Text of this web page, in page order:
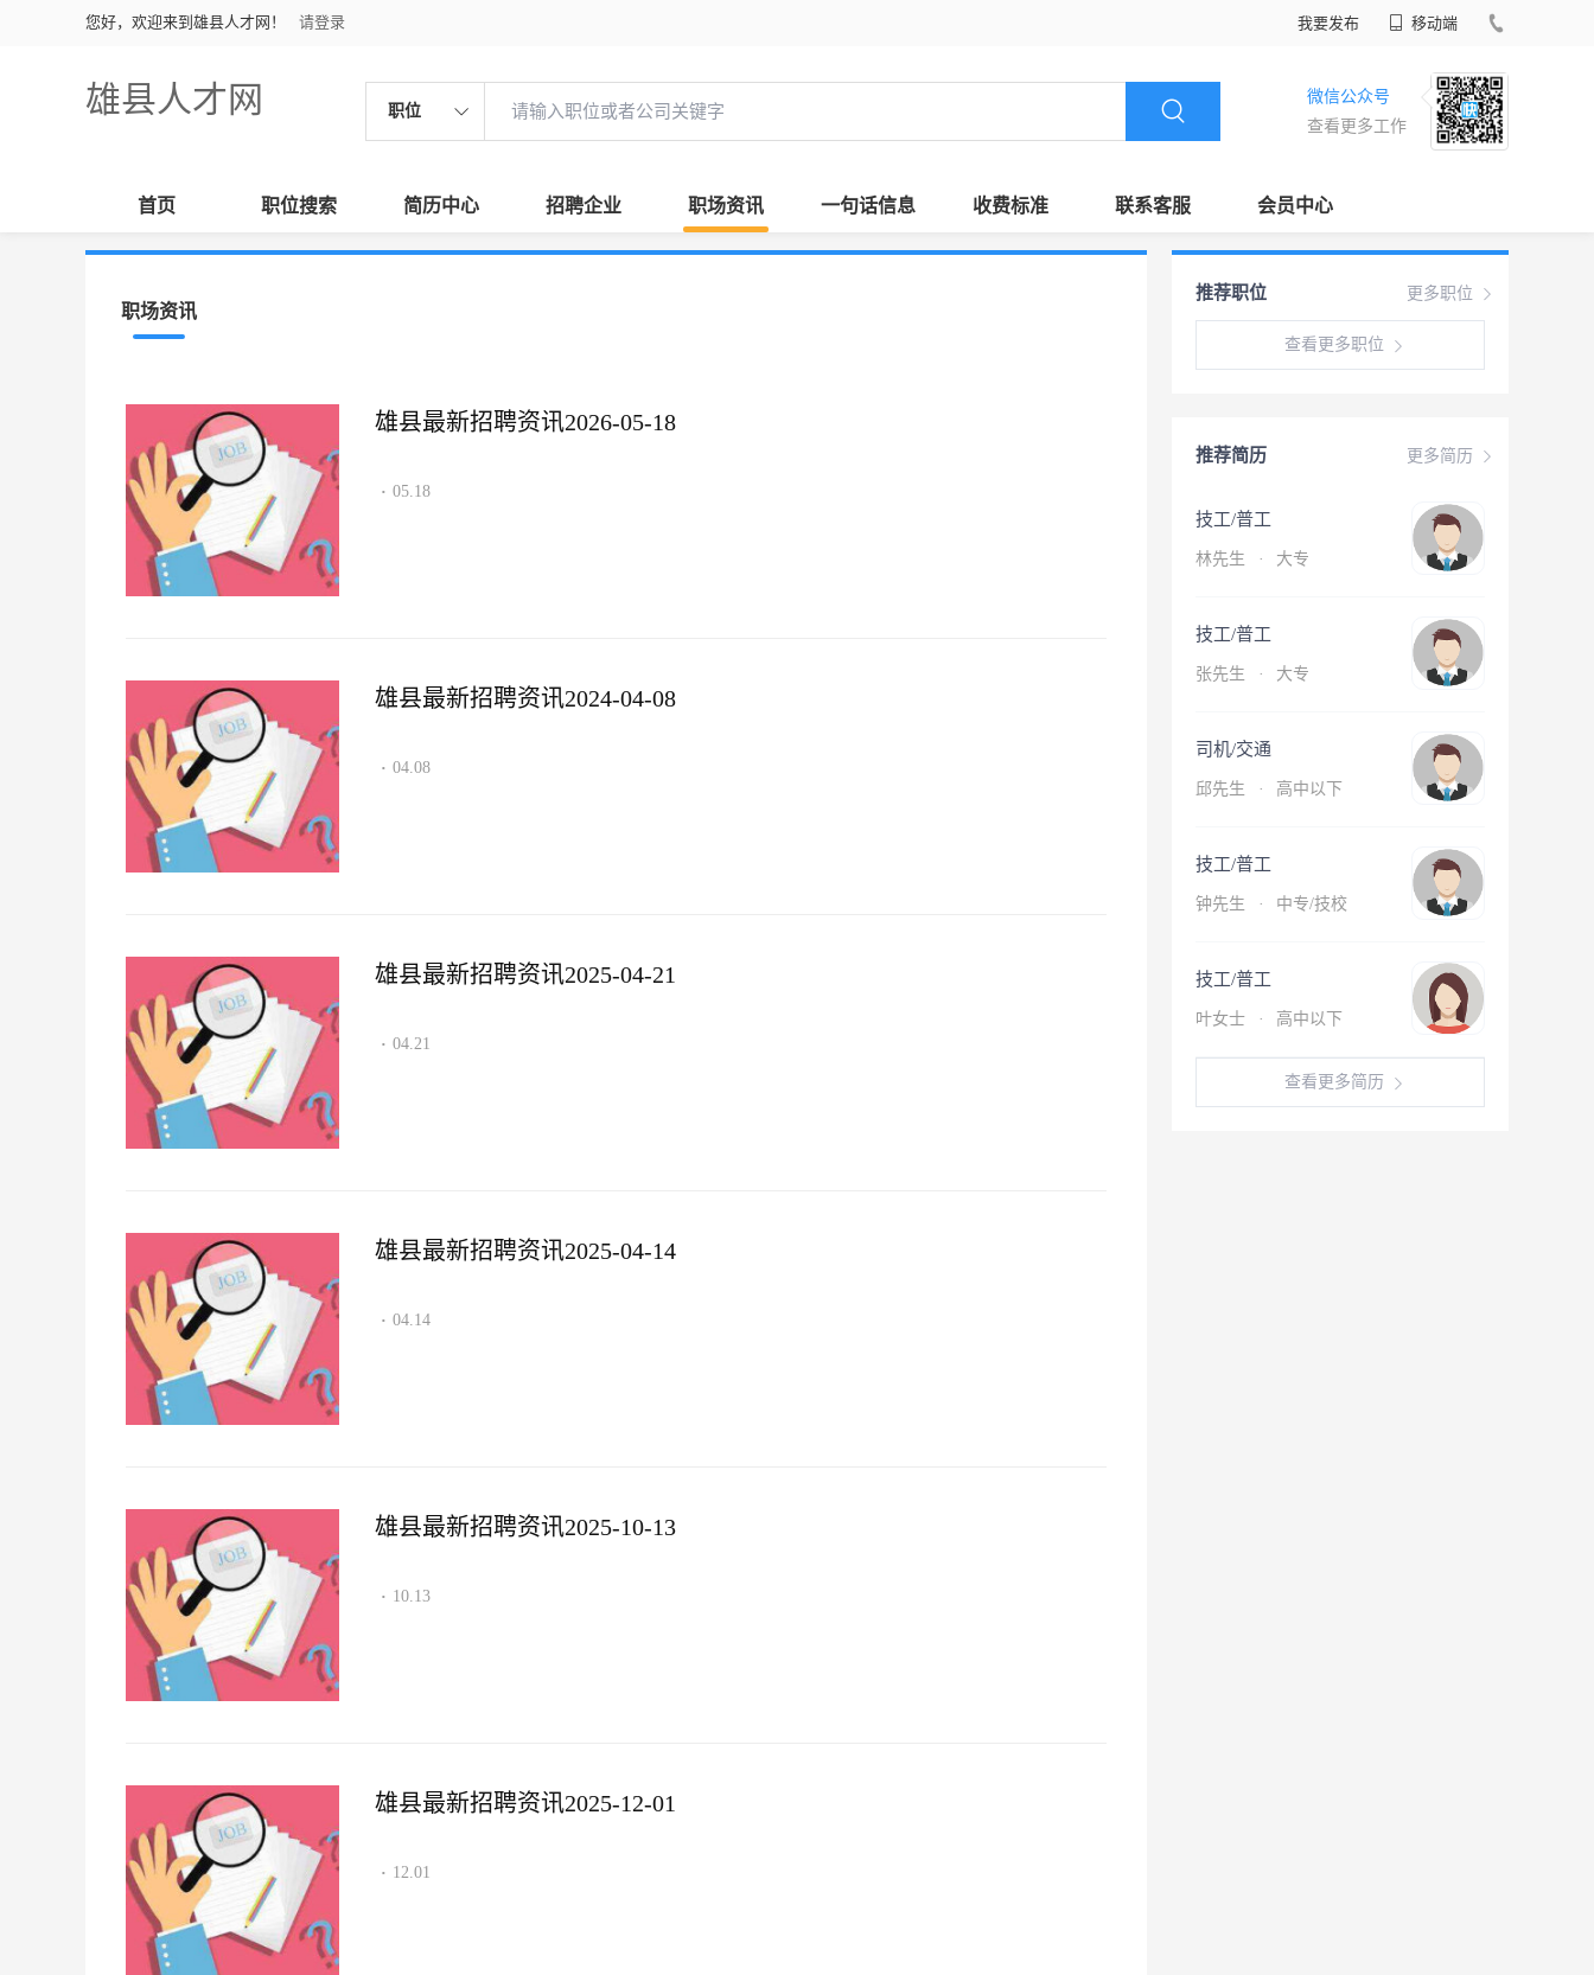
您好，欢迎来到雄县人才网！ 请登录 我要发布 移动端
雄县人才网 职位
微信公众号
查看更多工作
首页 职位搜索 简历中心 招聘企业 职场资讯 一句话信息 收费标准 联系客服 会员中心
职场资讯
雄县最新招聘资讯2026-05-18
· 05.18
雄县最新招聘资讯2024-04-08
· 04.08
雄县最新招聘资讯2025-04-21
· 04.21
雄县最新招聘资讯2025-04-14
· 04.14
雄县最新招聘资讯2025-10-13
· 10.13
雄县最新招聘资讯2025-12-01
· 12.01
更多职位
推荐职位
查看更多职位
更多简历
推荐简历
技工/普工
林先生 · 大专
技工/普工
张先生 · 大专
司机/交通
邱先生 · 高中以下
技工/普工
钟先生 · 中专/技校
技工/普工
叶女士 · 高中以下
查看更多简历